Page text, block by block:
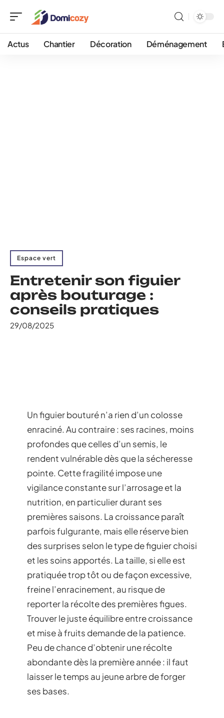
Actus Chantier Décoration Déménagement
Espace vert
Entretenir son figuier
après bouturage :
conseils pratiques
29/08/2025
Un figuier bouturé n’a rien d’un colosse
enraciné. Au contraire : ses racines, moins
profondes que celles d’un semis, le
rendent vulnérable dès que la sécheresse
pointe. Cette fragilité impose une
vigilance constante sur l’arrosage et la
nutrition, en particulier durant ses
premières saisons. La croissance paraît
parfois fulgurante, mais elle réserve bien
des surprises selon le type de figuier choisi
et les soins apportés. La taille, si elle est
pratiquée trop tôt ou de façon excessive,
freine l’enracinement, au risque de
reporter la récolte des premières figues.
Trouver le juste équilibre entre croissance
et mise à fruits demande de la patience.
Peu de chance d’obtenir une récolte
abondante dès la première année : il faut
laisser le temps au jeune arbre de forger
ses bases.